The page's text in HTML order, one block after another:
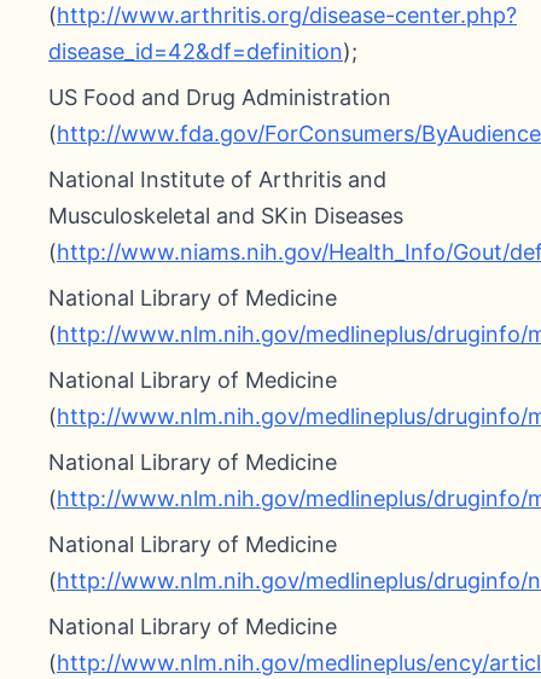
(http://www.arthritis.org/disease-center.php?
disease_id=42&df=definition);
US Food and Drug Administration
(http://www.fda.gov/ForConsumers/
National Institute of Arthritis and
Musculoskeletal and SKin Diseases
(http://www.niams.nih.gov/Health_Info/Gout/
National Library of Medicine
(http://www.nlm.nih.gov/medlineplus/druginfo/
National Library of Medicine
(http://www.nlm.nih.gov/medlineplus/druginfo/
National Library of Medicine
(http://www.nlm.nih.gov/medlineplus/druginfo/
National Library of Medicine
(http://www.nlm.nih.gov/medlineplus/druginfo/
National Library of Medicine
(http://www.nlm.nih.gov/medlineplus/ency/